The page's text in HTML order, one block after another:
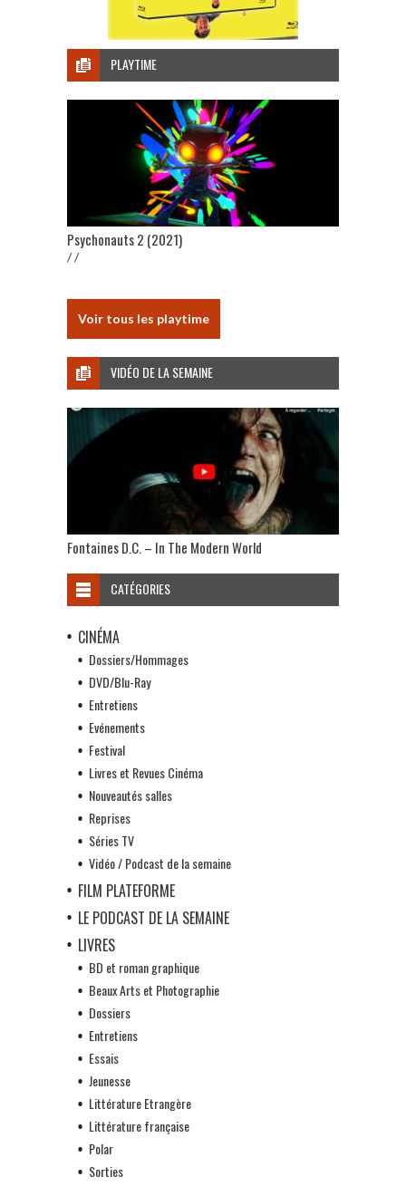
PLAYTIME
Psychonauts 2 (2021)
/ /
Voir tous les playtime
VIDÉO DE LA SEMAINE
Fontaines D.C. – In The Modern World
CATÉGORIES
CINÉMA
Dossiers/Hommages
DVD/Blu-Ray
Entretiens
Evénements
Festival
Livres et Revues Cinéma
Nouveautés salles
Reprises
Séries TV
Vidéo / Podcast de la semaine
FILM PLATEFORME
LE PODCAST DE LA SEMAINE
LIVRES
BD et roman graphique
Beaux Arts et Photographie
Dossiers
Entretiens
Essais
Jeunesse
Littérature Etrangère
Littérature française
Polar
Sorties